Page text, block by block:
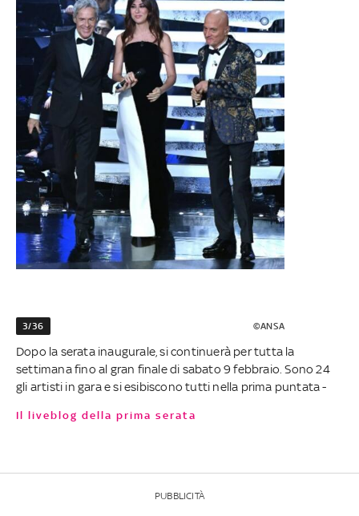
3/36 ©ANSA
Dopo la serata inaugurale, si continuerà per tutta la
settimana fino al gran finale di sabato 9 febbraio. Sono 24
gli artisti in gara e si esibiscono tutti nella prima puntata -
Il liveblog della prima serata
PUBBLICITÀ